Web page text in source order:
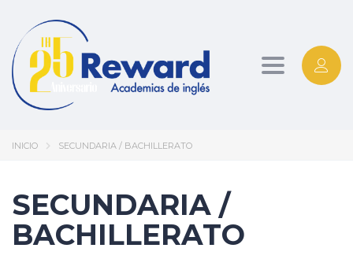
Toggle
INICIO SECUNDARIA / BACHILLERATO
SECUNDARIA /
BACHILLERATO